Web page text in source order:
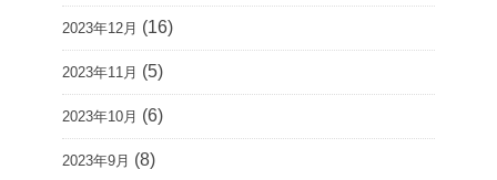
2023年12月 (16)
2023年11月 (5)
2023年10月 (6)
2023年9月 (8)